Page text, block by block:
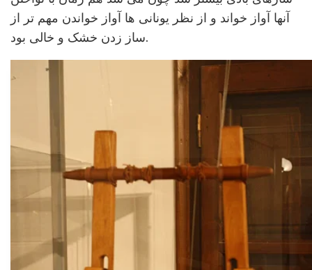
آنها آواز خواند و از نظر یونانی ها آواز خواندن مهم تر از
ساز زدن خشک و خالی بود.